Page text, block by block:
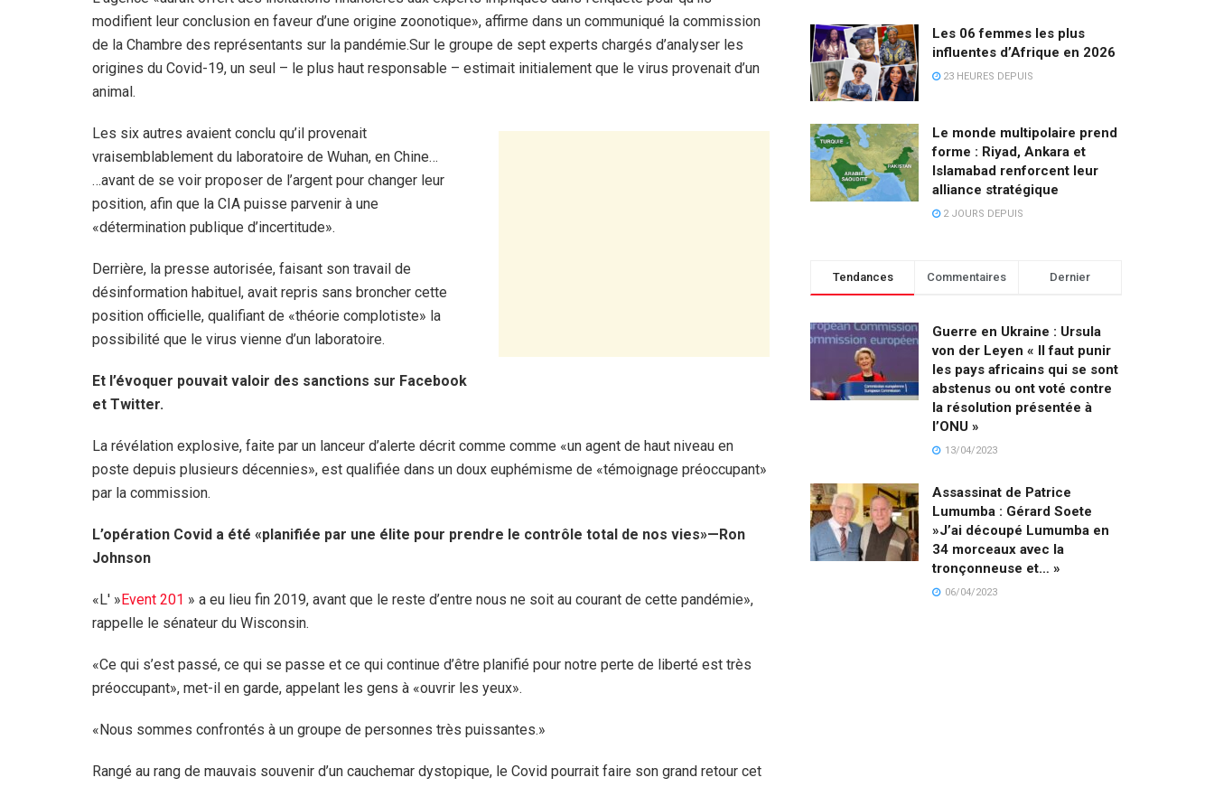
modifient leur conclusion en faveur d’une origine zoonotique», affirme dans un communiqué la commission
de la Chambre des représentants sur la pandémie.Sur le groupe de sept experts chargés d’analyser les
origines du Covid-19, un seul – le plus haut responsable – estimait initialement que le virus provenait d’un
animal.
Les six autres avaient conclu qu’il provenait
vraisemblablement du laboratoire de Wuhan, en Chine…
…avant de se voir proposer de l’argent pour changer leur
position, afin que la CIA puisse parvenir à une
«détermination publique d’incertitude».
Derrière, la presse autorisée, faisant son travail de
désinformation habituel, avait repris sans broncher cette
position officielle, qualifiant de «théorie complotiste» la
possibilité que le virus vienne d’un laboratoire.
Et l’évoquer pouvait valoir des sanctions sur Facebook
et Twitter.
La révélation explosive, faite par un lanceur d’alerte décrit comme comme «un agent de haut niveau en
poste depuis plusieurs décennies», est qualifiée dans un doux euphémisme de «témoignage préoccupant»
par la commission.
L’opération Covid a été «planifiée par une élite pour prendre le contrôle total de nos vies»—Ron
Johnson
«L' » Event 201 » a eu lieu fin 2019, avant que le reste d’entre nous ne soit au courant de cette pandémie»,
rappelle le sénateur du Wisconsin.
«Ce qui s’est passé, ce qui se passe et ce qui continue d’être planifié pour notre perte de liberté est très
préoccupant», met-il en garde, appelant les gens à «ouvrir les yeux».
«Nous sommes confrontés à un groupe de personnes très puissantes.»
Rangé au rang de mauvais souvenir d’un cauchemar dystopique, le Covid pourrait faire son grand retour cet
Les 06 femmes les plus
influentes d’Afrique en 2026
23 HEURES DEPUIS
Le monde multipolaire prend
forme : Riyad, Ankara et
Islamabad renforcent leur
alliance stratégique
2 JOURS DEPUIS
Tendances Commentaires Dernier
Guerre en Ukraine : Ursula
von der Leyen « Il faut punir
les pays africains qui se sont
abstenus ou ont voté contre
la résolution présentée à
l’ONU »
13/04/2023
Assassinat de Patrice
Lumumba : Gérard Soete
»J’ai découpé Lumumba en
34 morceaux avec la
tronçonneuse et… »
06/04/2023